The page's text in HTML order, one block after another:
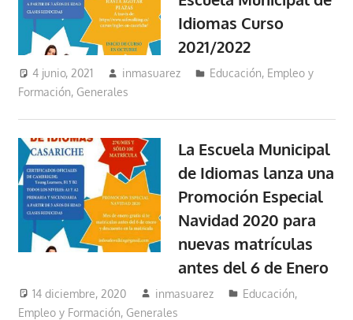
Idiomas Curso
2021/2022
4 junio, 2021 inmasuarez
Educación, Empleo y
Formación, Generales
La Escuela Municipal
de Idiomas lanza una
Promoción Especial
Navidad 2020 para
nuevas matrículas
antes del 6 de Enero
14 diciembre, 2020 inmasuarez
Educación,
Empleo y Formación, Generales